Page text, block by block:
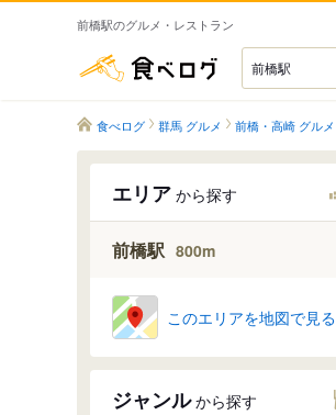
前橋駅のグルメ・レストラン
食べログ
食べログ 群馬 グルメ 前橋・高崎 グルメ
エリア から探す
前橋駅 800m
このエリアを地図で見る
ジャンルから探す